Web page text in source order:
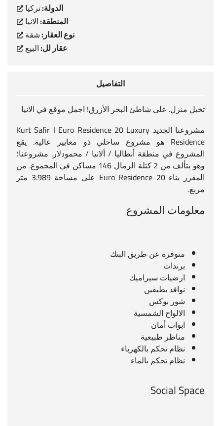
الدولة:تركيا
المنطقة:الانيا
نوع العقار:شقة
عقار لل:البيع
التفاصيل
تخيل منزل. على شاطئ البحر الأزرق! اجمل موقع في الانيا
مشروعنا الجديد Kurt Safir I Euro Residence 20 Luxury
Residence هو مشروع ساحلي ذو معايير عالية. يقع
المشروع في منطقة أنطاليا / ألانيا / محمودلار. مشروعنا؛
وهو يتألف من 2 كتلة الرمال 146 مساكن في المجموع. من
المقرر بناء Euro Residence 20 على مساحة 3.989 متر
مربع.
معلومات المشروع
متوفرة عن طريق البنك
برندات
ارضيات سيراميك
نوافذ بطبقين
شور بوكس
الالواح الشمسية
ابواب أمان
مناظر طبيعية
نظام تحكم بالكهرباء
نظام تحكم بالماء
Social Space